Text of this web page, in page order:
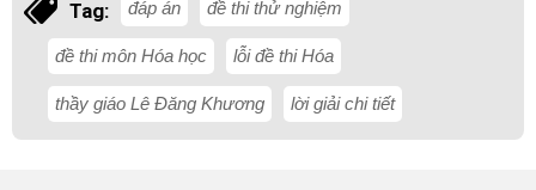
Tag: đáp án đề thi thử nghiệm
đề thi môn Hóa học lỗi đề thi Hóa
thầy giáo Lê Đăng Khương lời giải chi tiết